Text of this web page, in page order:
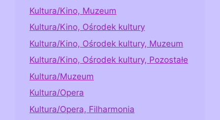
Kultura/Kino, Muzeum
Kultura/Kino, Ośrodek kultury
Kultura/Kino, Ośrodek kultury, Muzeum
Kultura/Kino, Ośrodek kultury, Pozostałe
Kultura/Muzeum
Kultura/Opera
Kultura/Opera, Filharmonia